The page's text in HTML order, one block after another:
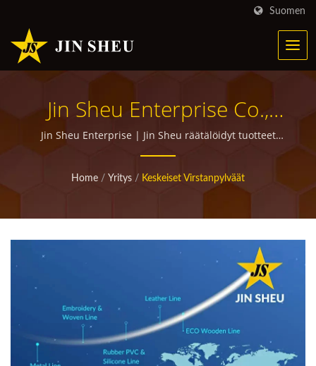
Suomen
Jin Sheu Enterprise Co.,
Ltd. - 100%
Asiakastyytyväisyys Taattu
| Räätälöityjen
Mainontatuotteiden
Valmistaja, Jolla On Yli 30
Vuoden Kokemus
Jin Sheu Enterprise | Jin Sheu räätälöidyt tuotteet
yrityslahjoihin
Home / Yritys / Keskeiset Virstanpylväät